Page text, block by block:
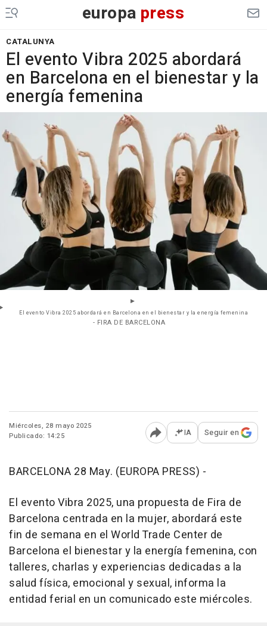
europa press
CATALUNYA
El evento Vibra 2025 abordará
en Barcelona en el bienestar y la
energía femenina
El evento Vibra 2025 abordará en Barcelona en el bienestar y la energía femenina
- FIRA DE BARCELONA
Miércoles, 28 mayo 2025
Publicado: 14:25
Abrir opciones para
IA Seguir en
BARCELONA 28 May. (EUROPA PRESS) -
El evento Vibra 2025, una propuesta de Fira de
Barcelona centrada en la mujer, abordará este
fin de semana en el World Trade Center de
Barcelona el bienestar y la energía femenina, con
talleres, charlas y experiencias dedicadas a la
salud física, emocional y sexual, informa la
entidad ferial en un comunicado este miércoles.